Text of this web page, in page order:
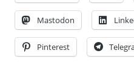
Mastodon
Pinterest